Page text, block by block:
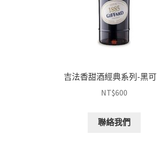
吉法香甜酒經典系列-黑
NT$600
聯絡我們